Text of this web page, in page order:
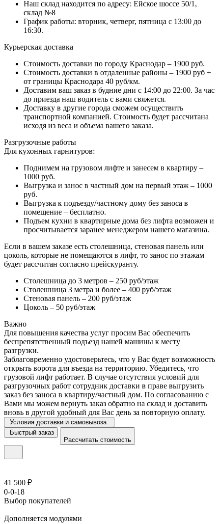
Наш склад находится по адресу: Ейское шоссе 50/1,
склад №8
График работы: вторник, четверг, пятница с 13:00 до
16:30.
Курьерская доставка
Стоимость доставки по городу Краснодар – 1900 руб.
Стоимость доставки в отдаленные районы – 1900 руб +
от границы Краснодара 40 руб/км.
Доставим ваш заказ в будние дни с 14:00 до 22:00. За час
до приезда наш водитель с вами свяжется.
Доставку в другие города сможем осуществить
транспортной компанией. Стоимость будет рассчитана
исходя из веса и объема вашего заказа.
Разгрузочные работы
Для кухонных гарнитуров:
Поднимем на грузовом лифте и занесем в квартиру –
1000 руб.
Выгрузка и занос в частный дом на первый этаж – 1000
руб.
Выгрузка к подъезду/частному дому без заноса в
помещение – бесплатно.
Подъем кухни в квартирные дома без лифта возможен и
просчитывается заранее менеджером нашего магазина.
Если в вашем заказе есть столешница, стеновая панель или
цоколь, которые не помещаются в лифт, то занос по этажам
будет рассчитан согласно прейскуранту.
Столешница до 3 метров – 250 руб/этаж
Столешница 3 метра и более – 400 руб/этаж
Стеновая панель – 200 руб/этаж
Цоколь – 50 руб/этаж
Важно
Для повышения качества услуг просим Вас обеспечить
беспрепятственный подъезд нашей машины к месту
разгрузки.
Заблаговременно удостоверьтесь, что у Вас будет возможность
открыть ворота для въезда на территорию. Убедитесь, что
грузовой лифт работает. В случае отсутствия условий для
разгрузочных работ сотрудник доставки в праве выгрузить
заказ без заноса в квартиру/частный дом. По согласованию с
Вами мы можем вернуть заказ обратно на склад и доставить
вновь в другой удобный для Вас день за повторную оплату.
Условия доставки и самовывоза
Быстрый заказ
Рассчитать стоимость
41 500 ₽
0-0-18
Выбор покупателей
Дополняется модулями